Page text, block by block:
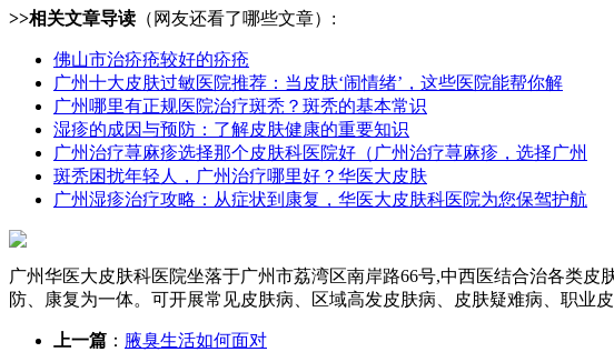
>>相关文章导读 （网友还看了哪些文章）:
佛山市治疥疮较好的疥疮
广州十大皮肤过敏医院推荐：当皮肤‘闹情绪’，这些医院能帮你解
广州哪里有正规医院治疗斑秃？斑秃的基本常识
湿疹的成因与预防：了解皮肤健康的重要知识
广州治疗荨麻疹选择那个皮肤科医院好（广州治疗荨麻疹，选择广州
斑秃困扰年轻人，广州治疗哪里好？华医大皮肤
广州湿疹治疗攻略：从症状到康复，华医大皮肤科医院为您保驾护航
广州华医大皮肤科医院坐落于广州市荔湾区南岸路66号,中西医结合治各类
防、康复为一体。可开展常见皮肤病、区域高发皮肤病、皮肤疑难病、职业皮
上一篇 ： 腋臭生活如何面对